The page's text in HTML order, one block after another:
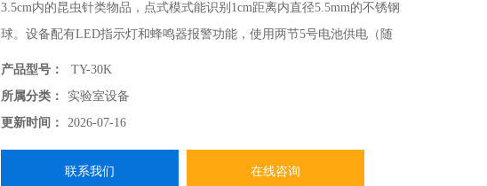
3.5cm内的昆虫针类物品，点式模式能识别1cm距离内直径5.5mm的不锈钢
球。设备配有LED指示灯和蜂鸣器报警功能，使用两节5号电池供电（随
附），需搭配100V变压器使用。
产品型号：
TY-30K
所属分类：
实验室设备
更新时间：
2026-07-16
联系我们 在线咨询